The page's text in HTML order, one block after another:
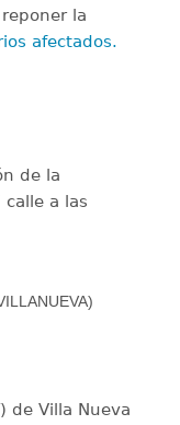
la
afectados.
de la
a las
de Villa Nueva